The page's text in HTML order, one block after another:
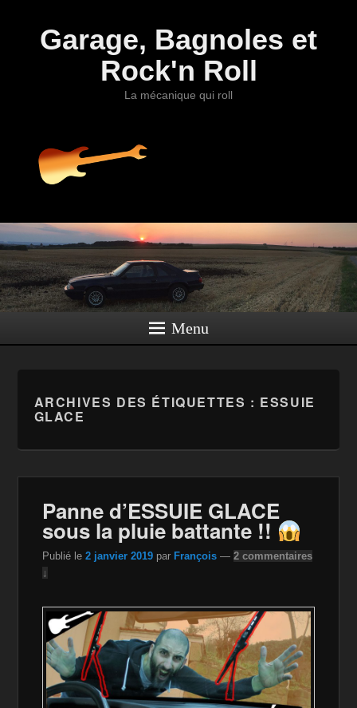
Garage, Bagnoles et
Rock'n Roll
La mécanique qui roll
Menu
ARCHIVES DES ÉTIQUETTES : ESSUIE
GLACE
Panne d’ESSUIE GLACE
sous la pluie battante !!
Publié le2 janvier 2019 par François —2 commentaires
↓